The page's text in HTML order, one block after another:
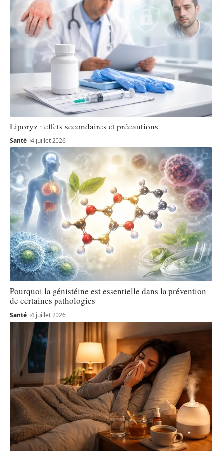
Liporyz : effets secondaires et précautions
Santé 4 juillet 2026
Pourquoi la génistéine est essentielle dans la prévention
de certaines pathologies
Santé 4 juillet 2026